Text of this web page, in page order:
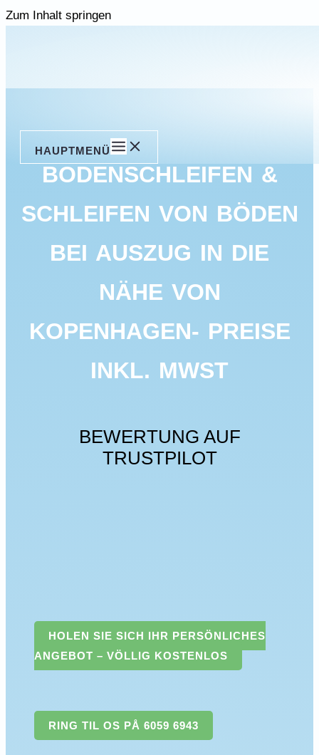
Zum Inhalt springen
HAUPTMENÜ
BODENSCHLEIFEN &
SCHLEIFEN VON BÖDEN
BEI AUSZUG IN DIE
NÄHE VON
KOPENHAGEN- PREISE
INKL. MWST
BEWERTUNG AUF
TRUSTPILOT
HOLEN SIE SICH IHR PERSÖNLICHES
ANGEBOT – VÖLLIG KOSTENLOS
RING TIL OS PÅ 6059 6943